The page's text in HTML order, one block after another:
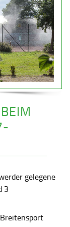
gelegene
3